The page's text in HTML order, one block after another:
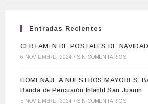
Entradas Recientes
CERTAMEN DE POSTALES DE
6 NOVIEMBRE, 2024 / SIN COMENTARIOS
HOMENAJE A NUESTROS MAYORES.
Banda de Percusión Infantil San Juanin
5 NOVIEMBRE, 2024 / SIN COMENTARIOS